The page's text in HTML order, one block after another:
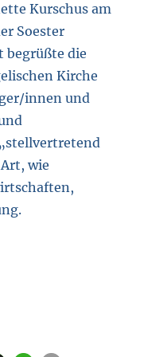
Kurschus am
Soester
begrüßte die
Kirche
innen und
wie